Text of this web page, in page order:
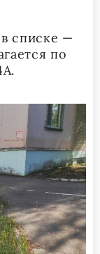
списке —
по